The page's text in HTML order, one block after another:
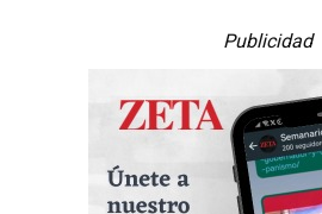
Publicidad